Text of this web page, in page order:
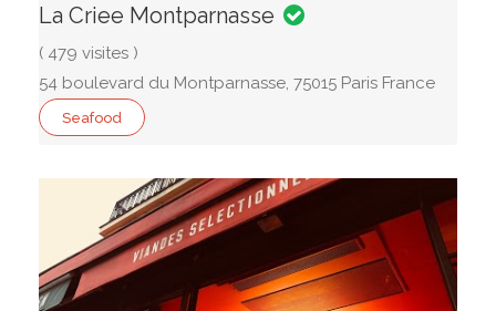
La Criee Montparnasse
( 479 visites )
54 boulevard du Montparnasse, 75015 Paris France
Seafood